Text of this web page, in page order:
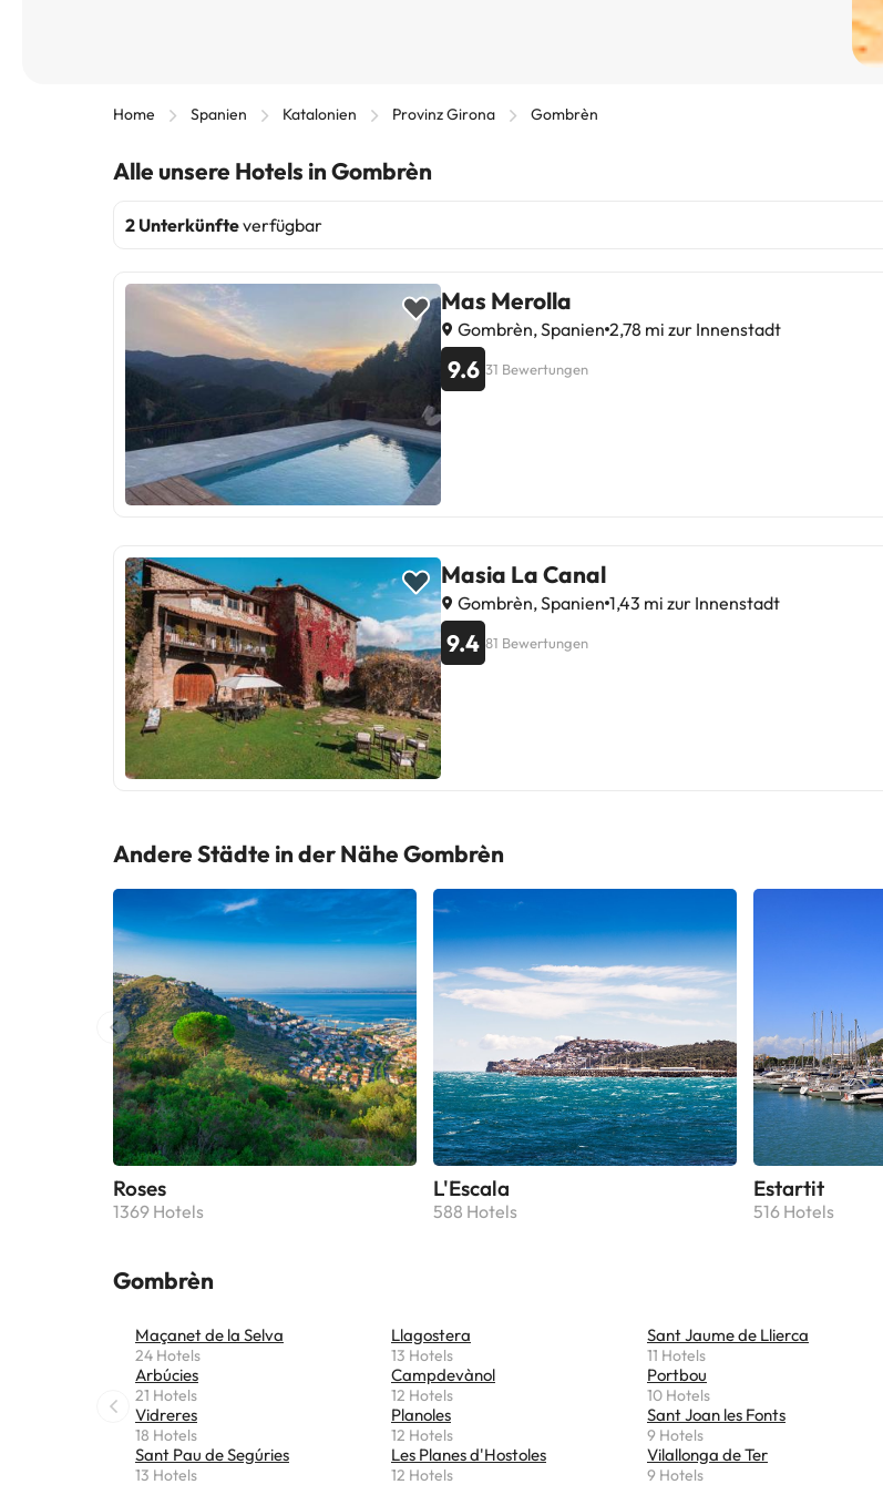
Home Spanien Katalonien Provinz Girona Gombrèn
Alle unsere Hotels in Gombrèn
2 Unterkünfteverfügbar
Mas Merolla
Gombrèn, Spanien 2,78 mi zur Innenstadt
9.6 31 Bewertungen
Masia La Canal
Gombrèn, Spanien 1,43 mi zur Innenstadt
9.4 81 Bewertungen
Andere Städte in der Nähe Gombrèn
Roses
1369 Hotels
L'Escala
588 Hotels
Estartit
516 Hotels
Gombrèn
Maçanet de la Selva
24 Hotels
Arbúcies
21 Hotels
Vidreres
18 Hotels
Sant Pau de Segúries
13 Hotels
Llagostera
13 Hotels
Campdevànol
12 Hotels
Planoles
12 Hotels
Les Planes d'Hostoles
12 Hotels
Sant Jaume de Llierca
11 Hotels
Portbou
10 Hotels
Sant Joan les Fonts
9 Hotels
Vilallonga de Ter
9 Hotels